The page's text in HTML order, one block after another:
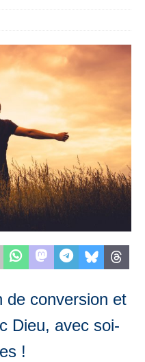
de conversion et
Dieu, avec soi-
!